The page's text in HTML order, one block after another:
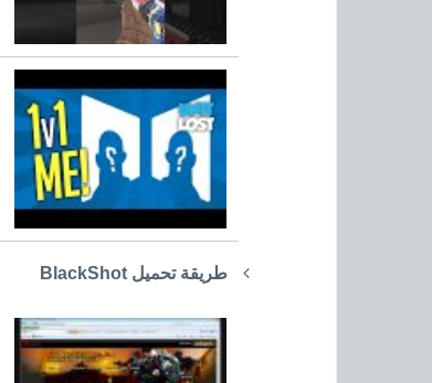
طريقة تحميل BlackShot